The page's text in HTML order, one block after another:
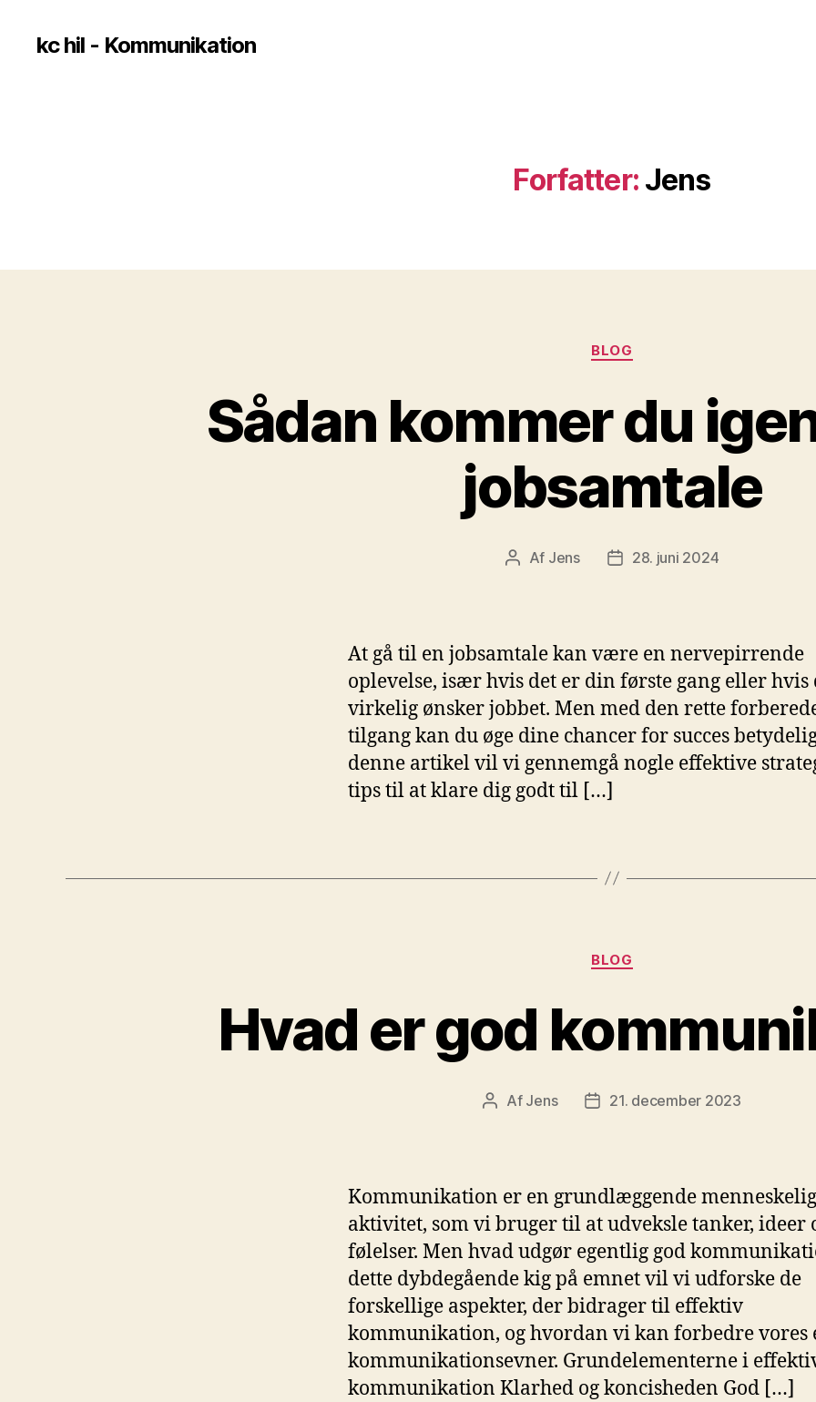
kc hil - Kommunikation
Forfatter: Jens
Kategorier
BLOG
Sådan kommer du
jobsamtale
Indlægsforfatter
Af Jens Indlægsdato
28. juni 2024
At gå til en jobsamtale kan være en nervepirrende
oplevelse, især hvis det er din første gang eller hvis
virkelig ønsker jobbet. Men med den rette
tilgang kan du øge dine chancer for succes
denne artikel vil vi gennemgå nogle effektive
tips til at klare dig godt til […]
Kategorier
BLOG
Hvad er god
Indlægsforfatter
Af Jens Indlægsdato
21. december 2023
Kommunikation er en grundlæggende menneskelig
aktivitet, som vi bruger til at udveksle tanker, ideer
følelser. Men hvad udgør egentlig god
dette dybdegående kig på emnet vil vi udforske de
forskellige aspekter, der bidrager til effektiv
kommunikation, og hvordan vi kan forbedre vores
kommunikationsevner. Grundelementerne i
kommunikation Klarhed og koncisheden God […]